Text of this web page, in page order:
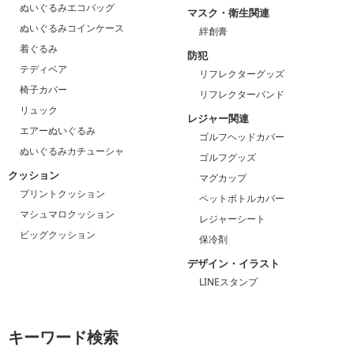
ぬいぐるみエコバッグ
ぬいぐるみコインケース
着ぐるみ
テディベア
椅子カバー
リュック
エアーぬいぐるみ
ぬいぐるみカチューシャ
クッション
プリントクッション
マシュマロクッション
ビッグクッション
マスク・衛生関連
絆創膏
防犯
リフレクターグッズ
リフレクターバンド
レジャー関連
ゴルフヘッドカバー
ゴルフグッズ
マグカップ
ペットボトルカバー
レジャーシート
保冷剤
デザイン・イラスト
LINEスタンプ
キーワード検索